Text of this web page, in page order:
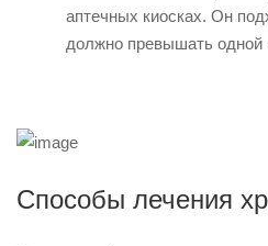
аптечных киосках. Он
должно превышать
Способы лечения